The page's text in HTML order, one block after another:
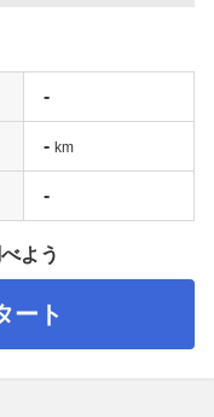
-
- km
-
よう
ート